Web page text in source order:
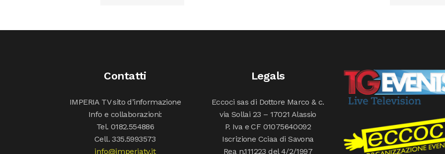
Contatti
IMPERIA TV sito d’informazione
Info e collaborazioni:
Tel. 0182.554886
Cell. 335.5993573
info@imperiatv.it
Legals
Eccoci sas di Dottore Marco & c.
via Sollai 23 – 17021 Alassio
P. Iva e CF 01075640092
Iscrizione Cciaa di Savona
Rea n.111223 del 4/2/1997